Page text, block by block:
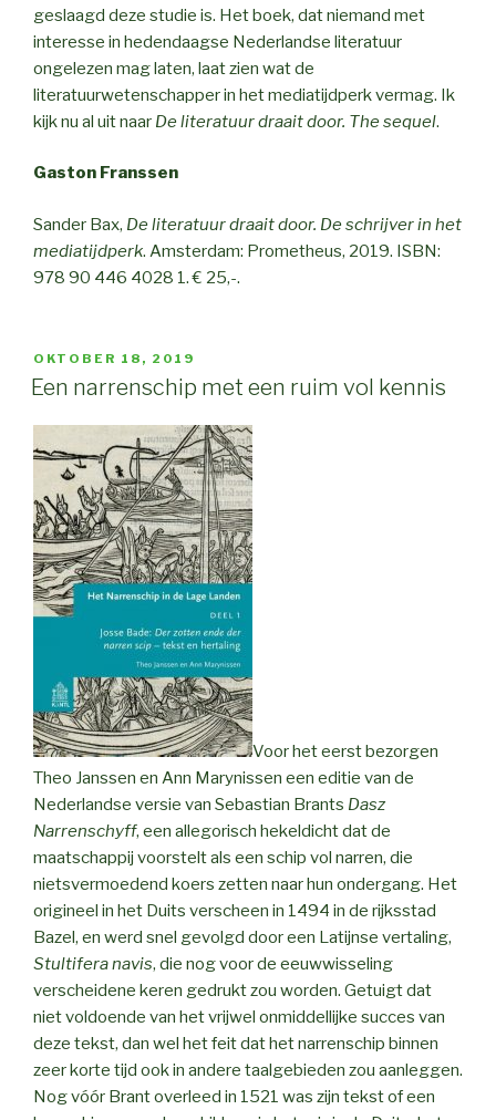
geslaagd deze studie is. Het boek, dat niemand met
interesse in hedendaagse Nederlandse literatuur
ongelezen mag laten, laat zien wat de
literatuurwetenschapper in het mediatijdperk vermag. Ik
kijk nu al uit naar De literatuur draait door. The sequel.
Gaston Franssen
Sander Bax, De literatuur draait door. De schrijver in het
mediatijdperk. Amsterdam: Prometheus, 2019. ISBN:
978 90 446 4028 1. € 25,-.
POSTED
ON
OKTOBER 18, 2019
Een narrenschip met een ruim vol kennis
Voor het eerst bezorgen
Theo Janssen en Ann Marynissen een editie van de
Nederlandse versie van Sebastian Brants Dasz
Narrenschyff, een allegorisch hekeldicht dat de
maatschappij voorstelt als een schip vol narren, die
nietsvermoedend koers zetten naar hun ondergang. Het
origineel in het Duits verscheen in 1494 in de rijksstad
Bazel, en werd snel gevolgd door een Latijnse vertaling,
Stultifera navis, die nog voor de eeuwwisseling
verscheidene keren gedrukt zou worden. Getuigt dat
niet voldoende van het vrijwel onmiddellijke succes van
deze tekst, dan wel het feit dat het narrenschip binnen
zeer korte tijd ook in andere taalgebieden zou aanleggen.
Nog vóór Brant overleed in 1521 was zijn tekst of een